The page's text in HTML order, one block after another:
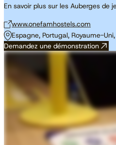
En savoir plus sur les Auberges de
www.onefamhostels.com
Espagne, Portugal, Royaume-
Demandez une démonstration